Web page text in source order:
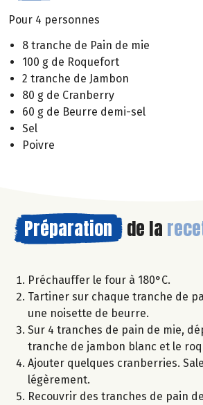
Pour 4 personnes
8 tranche de Pain de mie
100 g de Roquefort
2 tranche de Jambon
80 g de Cranberry
60 g de Beurre demi-sel
Sel
Poivre
Préparation de la
Préchauffer le four à 180°C.
Tartiner sur chaque tranche de
une noisette de beurre.
Sur 4 tranches de pain de mie,
tranche de jambon blanc et le
Ajouter quelques cranberries.
légèrement.
Recouvrir des tranches de pain